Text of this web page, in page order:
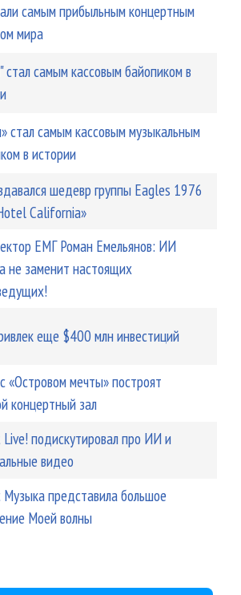
самым прибыльным концертным
мира
стал самым кассовым байопиком в
стал самым кассовым музыкальным
в истории
шедевр группы Eagles 1976
California»
ЕМГ Роман Емельянов: ИИ
не заменит настоящих
еще $400 млн инвестиций
«Островом мечты» построят
концертный зал
подискутировал про ИИ и
видео
Музыка представила большое
Моей волны